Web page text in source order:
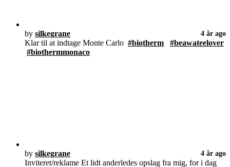
by silkegrane 4 år ago
Klar til at indtage Monte Carlo #biotherm
#beawateelover
#biothermmonaco
by silkegrane 4 år ago
Inviteret/reklame Et lidt anderledes opslag fra mig, for i dag